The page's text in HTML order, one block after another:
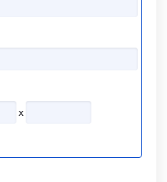
x